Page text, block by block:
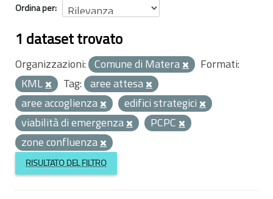
Ordina per
1 dataset trovato
Organizzazioni: Comune di Matera
Formati:
KML
Tag: aree attesa
aree accoglienza
edifici strategici
viabilità di emergenza
PCPC
zone confluenza
RISULTATO DEL FILTRO